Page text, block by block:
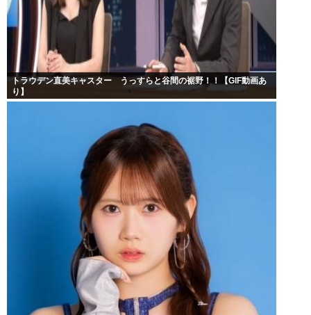
トラウデン直美キャスター うっすらと谷間の裾野！！【GIF動画あ
り】